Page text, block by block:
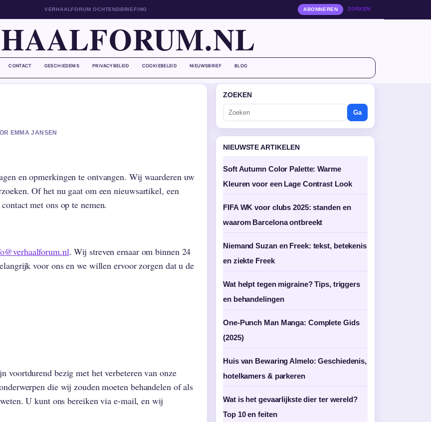
VERHAALFORUM OCHTENDBRIEFING ABONNEREN ZOEKEN
CONTACT GESCHIEDENIS PRIVACYBELEID COOKIEBELEID NIEUWSBRIEF BLOG
EMMA JANSEN
en opmerkingen te ontvangen. Wij waarderen uw
Of het nu gaat om een nieuwsartikel, een
met ons op te nemen.
. Wij streven ernaar om binnen 24
voor ons en we willen ervoor zorgen dat u de
bezig met het verbeteren van onze
die wij zouden moeten behandelen of als
U kunt ons bereiken via e-mail, en wij
ZOEKEN
Ga
NIEUWSTE ARTIKELEN
Soft Autumn Color Palette: Warme
Kleuren voor een Lage Contrast Look
FIFA WK voor clubs 2025: standen en
waarom Barcelona ontbreekt
Niemand Suzan en Freek: tekst, betekenis
en ziekte Freek
Wat helpt tegen migraine? Tips, triggers
en behandelingen
One-Punch Man Manga: Complete Gids
(2025)
Huis van Bewaring Almelo: Geschiedenis,
hotelkamers & parkeren
Wat is het gevaarlijkste dier ter wereld?
Top 10 en feiten